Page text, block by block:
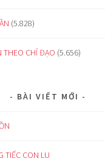
(5.828)
THEO CHỈ ĐẠO (5.656)
BÀI VIẾT MỚI
TIẾC CON LU